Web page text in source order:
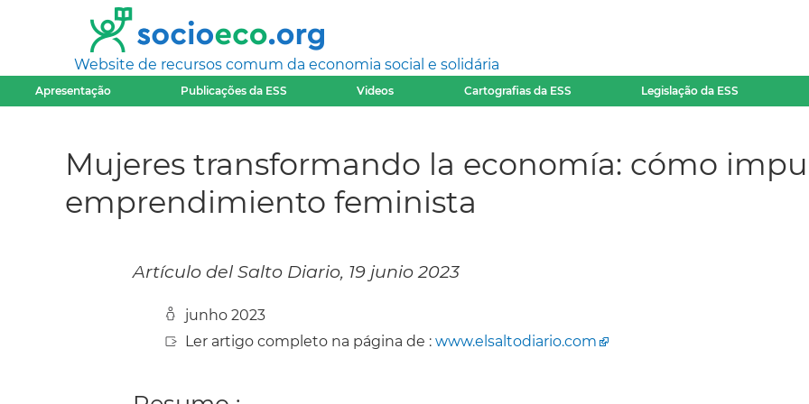
Website de recursos comum da economia social e solidária
Apresentação Publicações da ESS Videos Cartografias da ESS Legislação da ESS
Mujeres transformando la economía: cómo
emprendimiento feminista
Artículo del Salto Diario, 19 junio 2023
junho 2023
Ler artigo completo na página de : www.elsaltodiario.com